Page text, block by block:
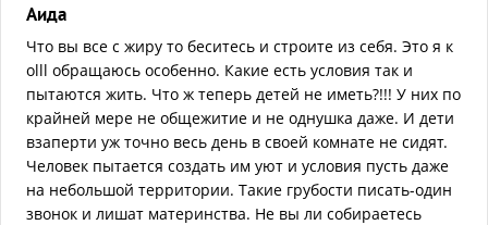
Аида
Что вы все с жиру то беситесь и строите из себя. Это я к
olll обращаюсь особенно. Какие есть условия так и
пытаются жить. Что ж теперь детей не иметь?!!! У них по
крайней мере не общежитие и не однушка даже. И дети
взаперти уж точно весь день в своей комнате не сидят.
Человек пытается создать им уют и условия пусть даже
на небольшой территории. Такие грубости писать-один
звонок и лишат материнства. Не вы ли собираетесь